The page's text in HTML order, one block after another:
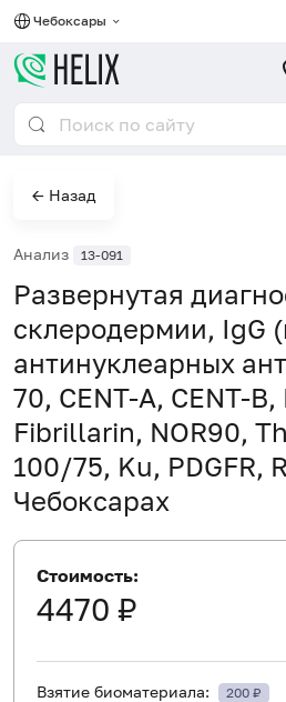
Чебоксары
← Назад
Анализ 13-091
Развернутая
склеродермии, IgG
антинуклеарных
70, CENT-A, CENT-B,
Fibrillarin, NOR90,
100/75, Ku, PDGFR,
Чебоксарах
Стоимость:
4470 ₽
Взятие биоматериала: 200 ₽